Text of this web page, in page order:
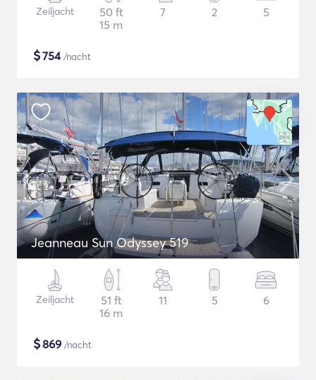
Zeiljacht
50 ft
15 m
7 2 5
$754/nacht
Jeanneau Sun Odyssey 519
Zeiljacht
51 ft
16 m
11 5 6
$869 /nacht